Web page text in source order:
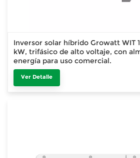
Inversor solar híbrido Growatt WIT
kW, trifásico de alto voltaje, con
energía para uso comercial.
Ver Detalle